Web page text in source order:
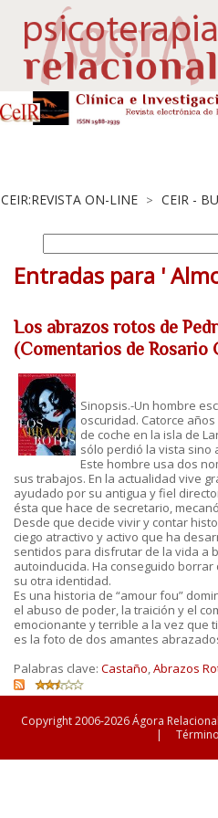
CEIR:REVISTA ON-LINE > CEIR -
Entradas para '
Los abrazos rotos de
(Comentarios de Rosario
Sinopsis.-Un hombre
oscuridad. Catorce
de coche en la isla de
sólo perdió la vista sino
Este hombre usa dos
sus trabajos. En la actualidad vive
ayudado por su antigua y fiel
ésta que hace de secretario,
Desde que decide vivir y contar
ciego atractivo y activo que ha
sentidos para disfrutar de la vida a
autoinducida. Ha conseguido
su otra identidad.
Es una historia de “amour fou”
el abuso de poder, la traición y el
emocionante y terrible a la vez que
es la foto de dos amantes
Palabras clave: Castaño,Abrazos
Copyright 2006-2026 Ágora
|